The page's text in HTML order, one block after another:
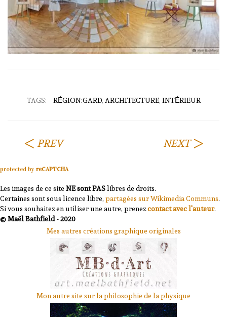
TAGS: RÉGION:GARD,ARCHITECTURE,INTÉRIEUR
PREV NEXT
protected by reCAPTCHA
Les images de ce siteNE sont PASlibres de droits.
Certaines sont sous licence libre,partagées sur Wikimedia Communs.
Si vous souhaitez en utiliser une autre, prenezcontact avec l'auteur.
© Maël Bathfield - 2020
Mes autres créations graphique originales
Mon autre site sur la philosophie de la physique